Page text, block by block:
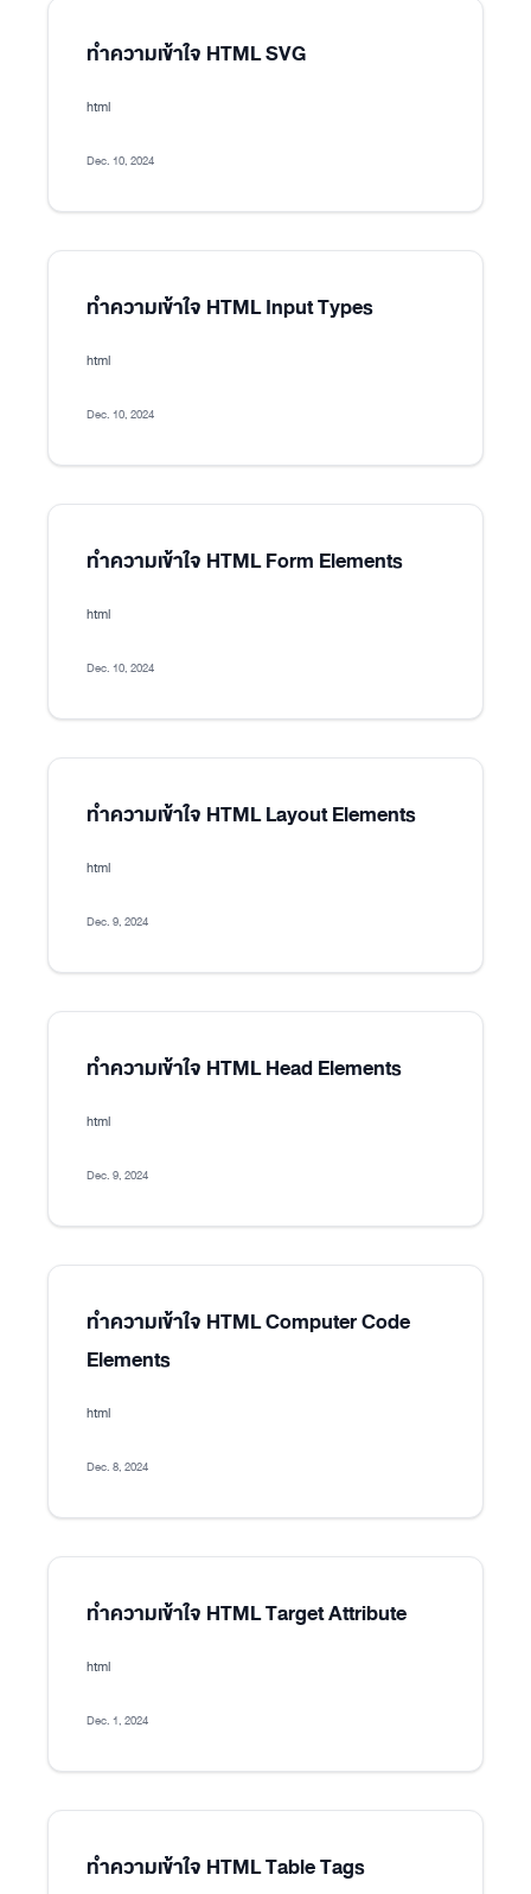
ทำความเข้าใจ HTML SVG
html
Dec. 10, 2024
ทำความเข้าใจ HTML Input Types
html
Dec. 10, 2024
ทำความเข้าใจ HTML Form Elements
html
Dec. 10, 2024
ทำความเข้าใจ HTML Layout Elements
html
Dec. 9, 2024
ทำความเข้าใจ HTML Head Elements
html
Dec. 9, 2024
ทำความเข้าใจ HTML Computer Code
Elements
html
Dec. 8, 2024
ทำความเข้าใจ HTML Target Attribute
html
Dec. 1, 2024
ทำความเข้าใจ HTML Table Tags